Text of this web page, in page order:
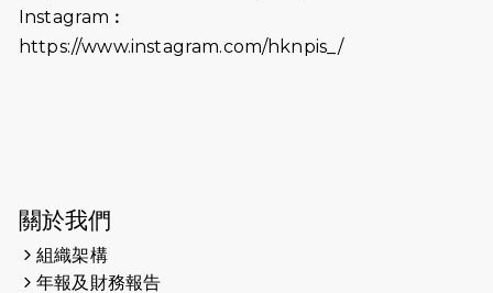
2026-06-11
猛龍長跑隊恆常練習 - 6月11日（19:00
2026-05-28
2026-05-22
Instagram︰
https://www.instagram.com/hknpis_/
關於我們
組織架構
年報及財務報告